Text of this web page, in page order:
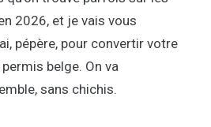
2026, et je vais vous
pépère, pour convertir votre
belge. On va
sans chichis.